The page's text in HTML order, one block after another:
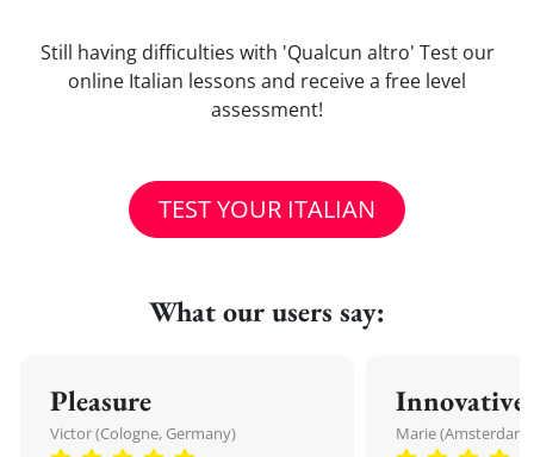
Still having difficulties with 'Qualcun altro' Test our
online Italian lessons and receive a free level
assessment!
TEST YOUR ITALIAN
What our users say:
Pleasure
Victor (Cologne, Germany)
Innovative
Marie